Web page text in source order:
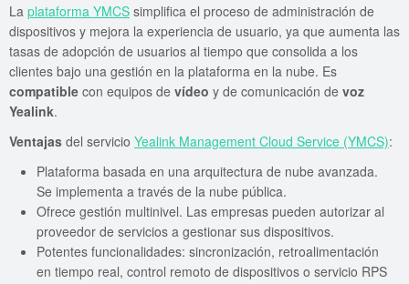
La plataforma YMCS simplifica el proceso de administración de
dispositivos y mejora la experiencia de usuario, ya que aumenta las
tasas de adopción de usuarios al tiempo que consolida a los
clientes bajo una gestión en la plataforma en la nube. Es
compatible con equipos de vídeo y de comunicación de voz
Yealink.
Ventajas del servicio Yealink Management Cloud Service (YMCS):
Plataforma basada en una arquitectura de nube avanzada.
Se implementa a través de la nube pública.
Ofrece gestión multinivel. Las empresas pueden autorizar al
proveedor de servicios a gestionar sus dispositivos.
Potentes funcionalidades: sincronización, retroalimentación
en tiempo real, control remoto de dispositivos o servicio RPS